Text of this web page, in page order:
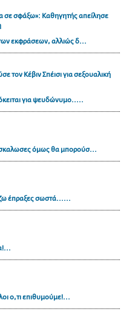
σε σφάξω»: Καθηγητής απείλησε
εκφράσεων, αλλιώς δ...
τον Κέβιν Σπέισι για σεξουαλική
για ψευδώνυμο.....
όμως θα μπορούσ...
έπραξες σωστά......
ο,τι επιθυμούμε!...